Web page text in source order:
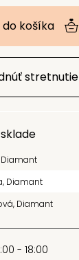
do košíka
stretnutie
Diamant
, Diamant
, Diamant
- 18:00